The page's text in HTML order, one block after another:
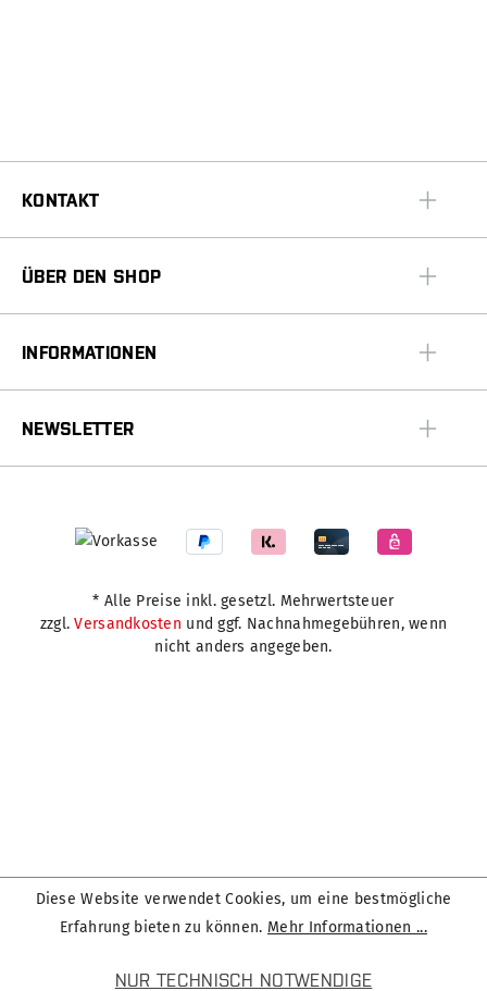
KONTAKT
ÜBER DEN SHOP
INFORMATIONEN
NEWSLETTER
* Alle Preise inkl. gesetzl. Mehrwertsteuer
zzgl.Versandkosten und ggf. Nachnahmegebühren, wenn
nicht anders angegeben.
Diese Website verwendet Cookies, um eine bestmögliche
Erfahrung bieten zu können. Mehr Informationen ...
NUR TECHNISCH NOTWENDIGE